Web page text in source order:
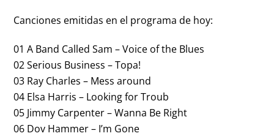
Canciones emitidas en el programa de hoy:
01 A Band Called Sam – Voice of the Blues
02 Serious Business – Topa!
03 Ray Charles – Mess around
04 Elsa Harris – Looking for Troub
05 Jimmy Carpenter – Wanna Be Right
06 Dov Hammer – I’m Gone